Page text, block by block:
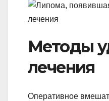
Методы
лечения
Оперативное